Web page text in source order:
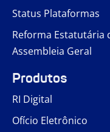
Status Plataformas
Reforma Estatutária
Assembleia Geral
Produtos
RI Digital
Ofício Eletrônico